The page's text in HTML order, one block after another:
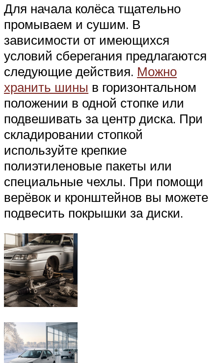
Для начала колёса тщательно
промываем и сушим. В
зависимости от имеющихся
условий сберегания предлагаются
следующие действия. Можно
хранить шины в горизонтальном
положении в одной стопке или
подвешивать за центр диска. При
складировании стопкой
используйте крепкие
полиэтиленовые пакеты или
специальные чехлы. При помощи
верёвок и кронштейнов вы можете
подвесить покрышки за диски.